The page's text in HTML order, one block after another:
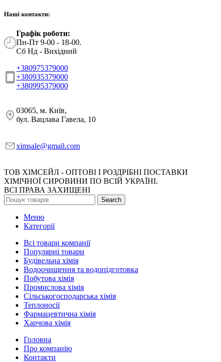
Наші контакти:
Графік роботи:
Пн-Пт 9-00 - 18-00.
Сб Нд - Вихідний
+380975379000
+380935379000
+380995379000
03065, м. Київ,
бул. Вацлава Гавела, 10
ximsale@gmail.com
ТОВ ХІМСЕЙЛ - ОПТОВІ І РОЗДРІБНІ ПОСТАВКИ
ХІМІЧНОЇ СИРОВИНИ ПО ВСІЙ УКРАЇНІ.
ВСІ ПРАВА ЗАХИЩЕНІ
Search
Меню
Категорії
Всі товари компанії
Популярні товари
Будівельна хімія
Водоочищення та водопідготовка
Побутова хімія
Промислова хімія
Сільськогосподарська хімія
Теплоносії
Фармацевтична хімія
Харчова хімія
Головна
Про компанію
Контакти